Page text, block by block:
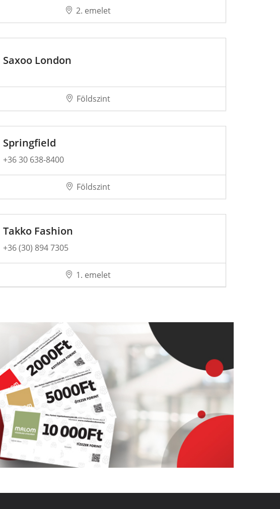
2. emelet
Saxoo London
Földszint
Springfield
+36 30 638-8400
Földszint
Takko Fashion
+36 (30) 894 7305
1. emelet